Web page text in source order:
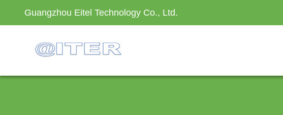
Guangzhou Eitel Technology Co., Ltd.